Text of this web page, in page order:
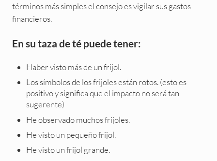
términos más simples el consejo es vigilar sus gastos
financieros.
En su taza de té puede tener:
Haber visto más de un frijol.
Los símbolos de los frijoles están rotos. (esto es
positivo y significa que el impacto no será tan
sugerente)
He observado muchos frijoles.
He visto un pequeño frijol.
He visto un frijol grande.